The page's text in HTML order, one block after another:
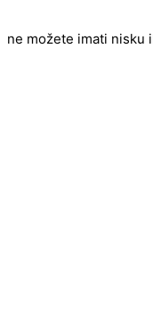
ne možete imati nisku